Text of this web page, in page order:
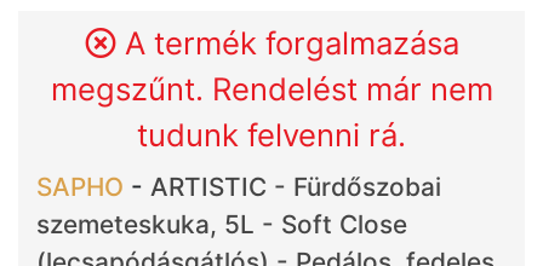
A termék forgalmazása
megszűnt. Rendelést már nem
tudunk felvenni rá.
SAPHO - ARTISTIC - Fürdőszobai
szemeteskuka, 5L - Soft Close